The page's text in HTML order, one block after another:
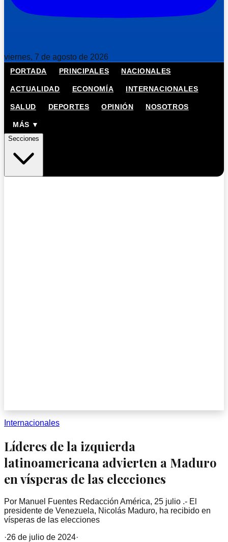
viernes, 7 de agosto de 2026
PORTADA PRINCIPALES NACIONALES
ACTUALIDAD ECONOMÍA INTERNACIONALES
SALUD DEPORTES OPINIÓN NOSOTROS
MÁS ▼
Secciones
Internacionales
Líderes de la izquierda
latinoamericana advierten a Maduro
en vísperas de las elecciones
Por Manuel Fuentes Redacción América, 25 julio .- El
presidente de Venezuela, Nicolás Maduro, ha recibido en
vísperas de las elecciones
·26 de julio de 2024·